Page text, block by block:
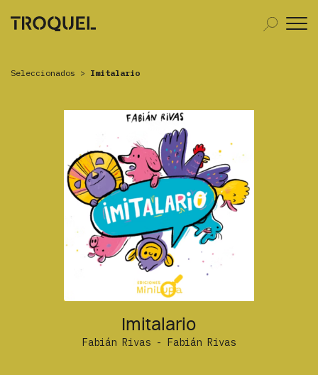
Seleccionados > Imitalario
Imitalario
Fabián Rivas - Fabián Rivas